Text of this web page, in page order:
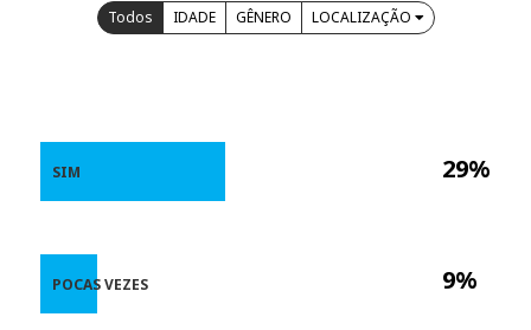
Todos IDADE GÊNERO LOCALIZAÇÃO
29%
9%
SIM
POCAS VEZES